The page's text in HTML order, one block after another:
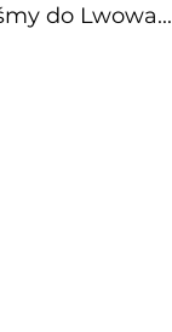
do Lwowa...